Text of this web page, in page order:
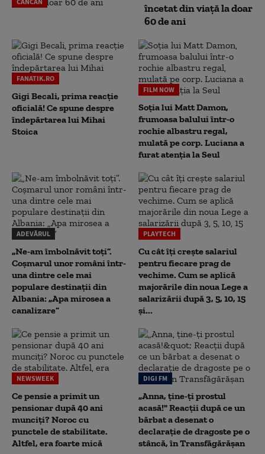
încetat din viață la doar
60 de ani
FANATIK.RO
Gigi Becali, prima reacție
oficială! Ce spune despre
îndepărtarea lui Mihai
Stoica
FILM NOW
Soția lui Matt Damon,
frumoasa balului într-o
rochie albastru regal,
mulată pe corp. Luciana a
furat atenția la Seul
ADEVĂRUL
„Ne-am îmbolnăvit toți”.
Coșmarul unor români într-
una dintre cele mai
populare destinații din
Albania: „Apa mirosea a
canalizare”
PLAYTECH
Cu cât îți crește salariul
pentru fiecare prag de
vechime. Cum se aplică
majorările din noua Lege a
salarizării după 3, 5, 10, 15
și...
NEWSWEEK
Ce pensie a primit un
pensionar după 40 ani
munciți? Noroc cu
punctele de stabilitate.
Altfel, era foarte mică
DIGI FM
„Anna, ţine-ţi prostul
acasă!" Reacţii după ce un
bărbat a desenat o
declaraţie de dragoste pe o
stâncă, în Transfăgărăşan